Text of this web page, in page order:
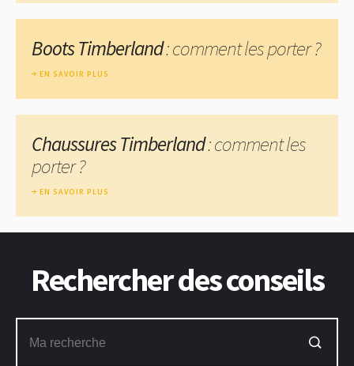
Boots Timberland: comment les porter ?
EN SAVOIR PLUS
Chaussures Timberland: comment les
porter ?
EN SAVOIR PLUS
Rechercher des conseils